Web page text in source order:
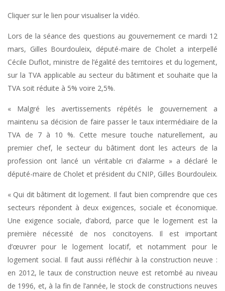
Cliquer sur le lien pour visualiser la vidéo.
Lors de la séance des questions au gouvernement ce mardi 12
mars, Gilles Bourdouleix, député-maire de Cholet a interpellé
Cécile Duflot, ministre de l’égalité des territoires et du logement,
sur la TVA applicable au secteur du bâtiment et souhaite que la
TVA soit réduite à 5% voire 2,5%.
« Malgré les avertissements répétés le gouvernement a
maintenu sa décision de faire passer le taux intermédiaire de la
TVA de 7 à 10 %. Cette mesure touche naturellement, au
premier chef, le secteur du bâtiment dont les acteurs de la
profession ont lancé un véritable cri d’alarme » a déclaré le
député-maire de Cholet et président du CNIP, Gilles Bourdouleix.
« Qui dit bâtiment dit logement. Il faut bien comprendre que ces
secteurs répondent à deux exigences, sociale et économique.
Une exigence sociale, d’abord, parce que le logement est la
première nécessité de nos concitoyens. Il est important
d’œuvrer pour le logement locatif, et notamment pour le
logement social. Il faut aussi réfléchir à la construction neuve :
en 2012, le taux de construction neuve est retombé au niveau
de 1996, et, à la fin de l’année, le stock de constructions neuves